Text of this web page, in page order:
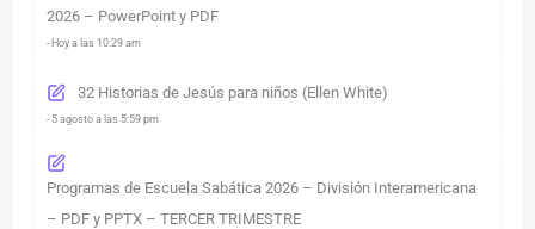
2026 – PowerPoint y PDF
- Hoy a las 10:29 am
32 Historias de Jesús para niños (Ellen White)
- 5 agosto a las 5:59 pm
Programas de Escuela Sabática 2026 – División Interamericana
– PDF y PPTX – TERCER TRIMESTRE